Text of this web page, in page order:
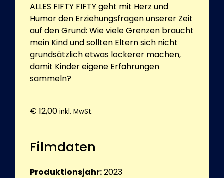
ALLES FIFTY FIFTY geht mit Herz und
Humor den Erziehungsfragen unserer Zeit
auf den Grund: Wie viele Grenzen braucht
mein Kind und sollten Eltern sich nicht
grundsätzlich etwas lockerer machen,
damit Kinder eigene Erfahrungen
sammeln?
€ 12,00 inkl. MwSt.
Filmdaten
Produktionsjahr:2023